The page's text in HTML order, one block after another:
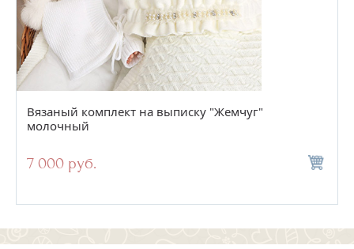
Вязаный комплект на выписку "Жемчуг"
молочный
7 000 руб.